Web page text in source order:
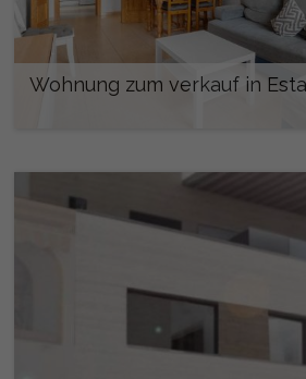
Wohnung zum verkauf in